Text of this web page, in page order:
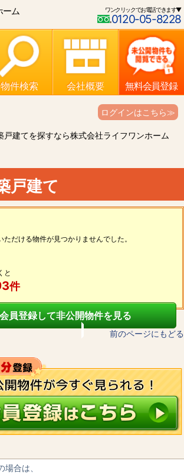
ーム ワンクリックでお電話できます▼
0120-05-8228
物件検索 会社概要 無料会員登録
ログインはこちら≫
戸建てを探すなら株式会社ライフワンホーム
戸建て
ただける物件が見つかりませんでした。
と
件
員登録して非公開物件を見る
前のページにもどる
合は、